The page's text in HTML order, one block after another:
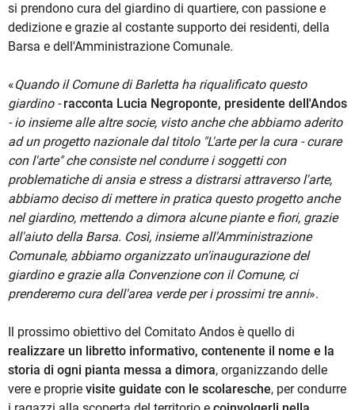
si prendono cura del giardino di quartiere, con passione e
dedizione e grazie al costante supporto dei residenti, della
Barsa e dell'Amministrazione Comunale.
«Quando il Comune di Barletta ha riqualificato questo
giardino -racconta Lucia Negroponte, presidente dell'Andos
- io insieme alle altre socie, visto anche che abbiamo aderito
ad un progetto nazionale dal titolo "L'arte per la cura - curare
con l'arte" che consiste nel condurre i soggetti con
problematiche di ansia e stress a distrarsi attraverso l'arte,
abbiamo deciso di mettere in pratica questo progetto anche
nel giardino, mettendo a dimora alcune piante e fiori, grazie
all'aiuto della Barsa. Così, insieme all'Amministrazione
Comunale, abbiamo organizzato un'inaugurazione del
giardino e grazie alla Convenzione con il Comune, ci
prenderemo cura dell'area verde per i prossimi tre anni».
Il prossimo obiettivo del Comitato Andos è quello di
realizzare un libretto informativo, contenente il nome e la
storia di ogni pianta messa a dimora, organizzando delle
vere e proprie visite guidate con le scolaresche, per condurre